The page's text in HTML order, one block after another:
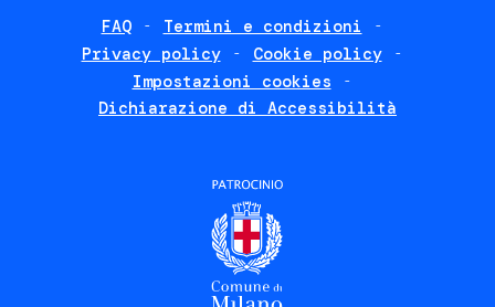
FAQ
Termini e condizioni
Privacy policy
Cookie policy
Impostazioni cookies
Dichiarazione di Accessibilità